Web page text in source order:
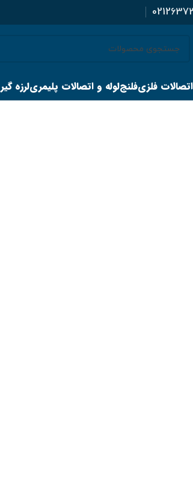
اتصالات فلزیفلنجلوله و اتصالات پلیمریلرزه